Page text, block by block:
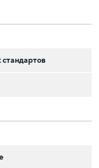
стандартов